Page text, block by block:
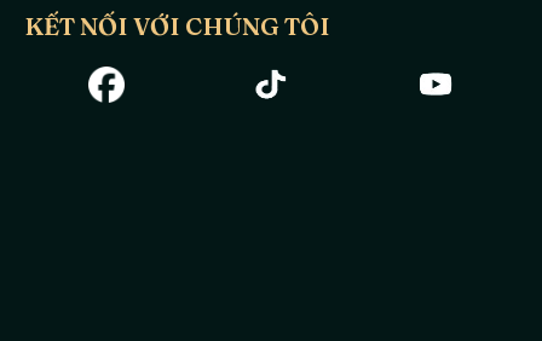
KẾT NỐI VỚI CHÚNG TÔI